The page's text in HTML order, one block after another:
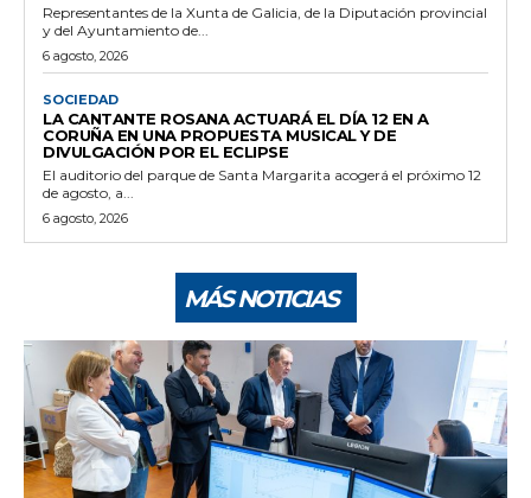
Representantes de la Xunta de Galicia, de la Diputación provincial
y del Ayuntamiento de...
6 agosto, 2026
SOCIEDAD
LA CANTANTE ROSANA ACTUARÁ EL DÍA 12 EN A
CORUÑA EN UNA PROPUESTA MUSICAL Y DE
DIVULGACIÓN POR EL ECLIPSE
El auditorio del parque de Santa Margarita acogerá el próximo 12
de agosto, a...
6 agosto, 2026
MÁS NOTICIAS